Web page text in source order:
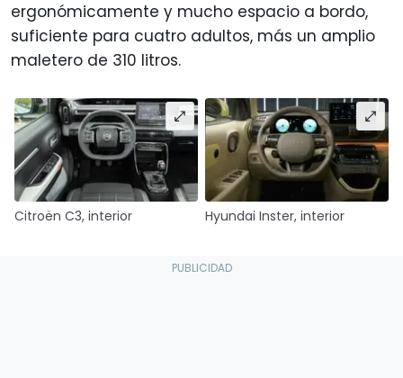
ergonómicamente y mucho espacio a bordo,
suficiente para cuatro adultos, más un amplio
maletero de 310 litros.
Citroën C3, interior Hyundai Inster, interior